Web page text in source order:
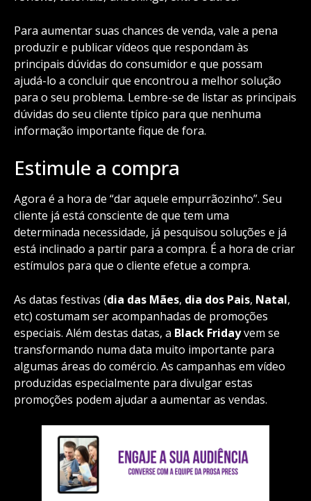
Para aumentar suas chances de venda, vale a pena
produzir e publicar vídeos que respondam às
principais dúvidas do consumidor e que possam
ajudá-lo a concluir que encontrou a melhor solução
para o seu problema. Lembre-se de listar as principais
dúvidas do seu cliente típico para que nenhuma
informação importante fique de fora.
Estimule a compra
Agora é a hora de “dar aquele empurrãozinho”. Seu
cliente já está consciente de que tem uma
determinada necessidade, já pesquisou soluções e já
está inclinado a partir para a compra. É a hora de criar
estímulos para que o cliente efetue a compra.
As datas festivas (dia das Mães, dia dos Pais, Natal,
etc) costumam ser acompanhadas de promoções
especiais. Além destas datas, a Black Fridayvem se
transformando numa data muito importante para
algumas áreas do comércio. As campanhas em vídeo
produzidas especialmente para divulgar estas
promoções podem ajudar a aumentar as vendas.